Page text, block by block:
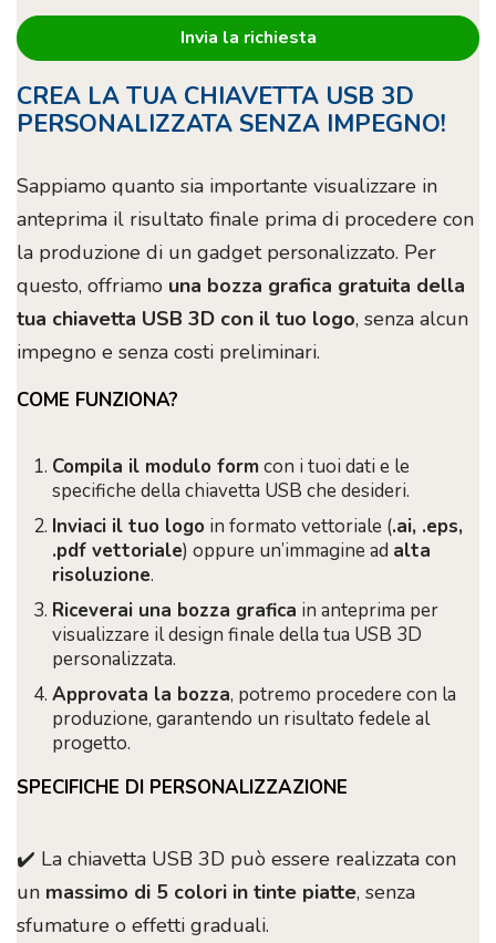
CREA LA TUA CHIAVETTA USB 3D
PERSONALIZZATA SENZA IMPEGNO!
Sappiamo quanto sia importante visualizzare in
anteprima il risultato finale prima di procedere con
la produzione di un gadget personalizzato. Per
questo, offriamo una bozza grafica gratuita della
tua chiavetta USB 3D con il tuo logo, senza alcun
impegno e senza costi preliminari.
COME FUNZIONA?
Compila il modulo formcon i tuoi dati e le
specifiche della chiavetta USB che desideri.
Inviaci il tuo logo in formato vettoriale (.ai, .eps,
.pdf vettoriale) oppure un’immagine ad alta
risoluzione.
Riceverai una bozza grafica in anteprima per
visualizzare il design finale della tua USB 3D
personalizzata.
Approvata la bozza, potremo procedere con la
produzione, garantendo un risultato fedele al
progetto.
SPECIFICHE DI PERSONALIZZAZIONE
✔️ La chiavetta USB 3D può essere realizzata con
un massimo di 5 colori in tinte piatte, senza
sfumature o effetti graduali.